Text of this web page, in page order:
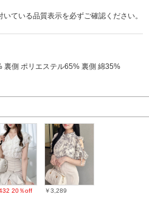
ている品質表示を必ずご確認ください。
裏側 ポリエステル65% 裏側 綿35%
20％off ￥3,289